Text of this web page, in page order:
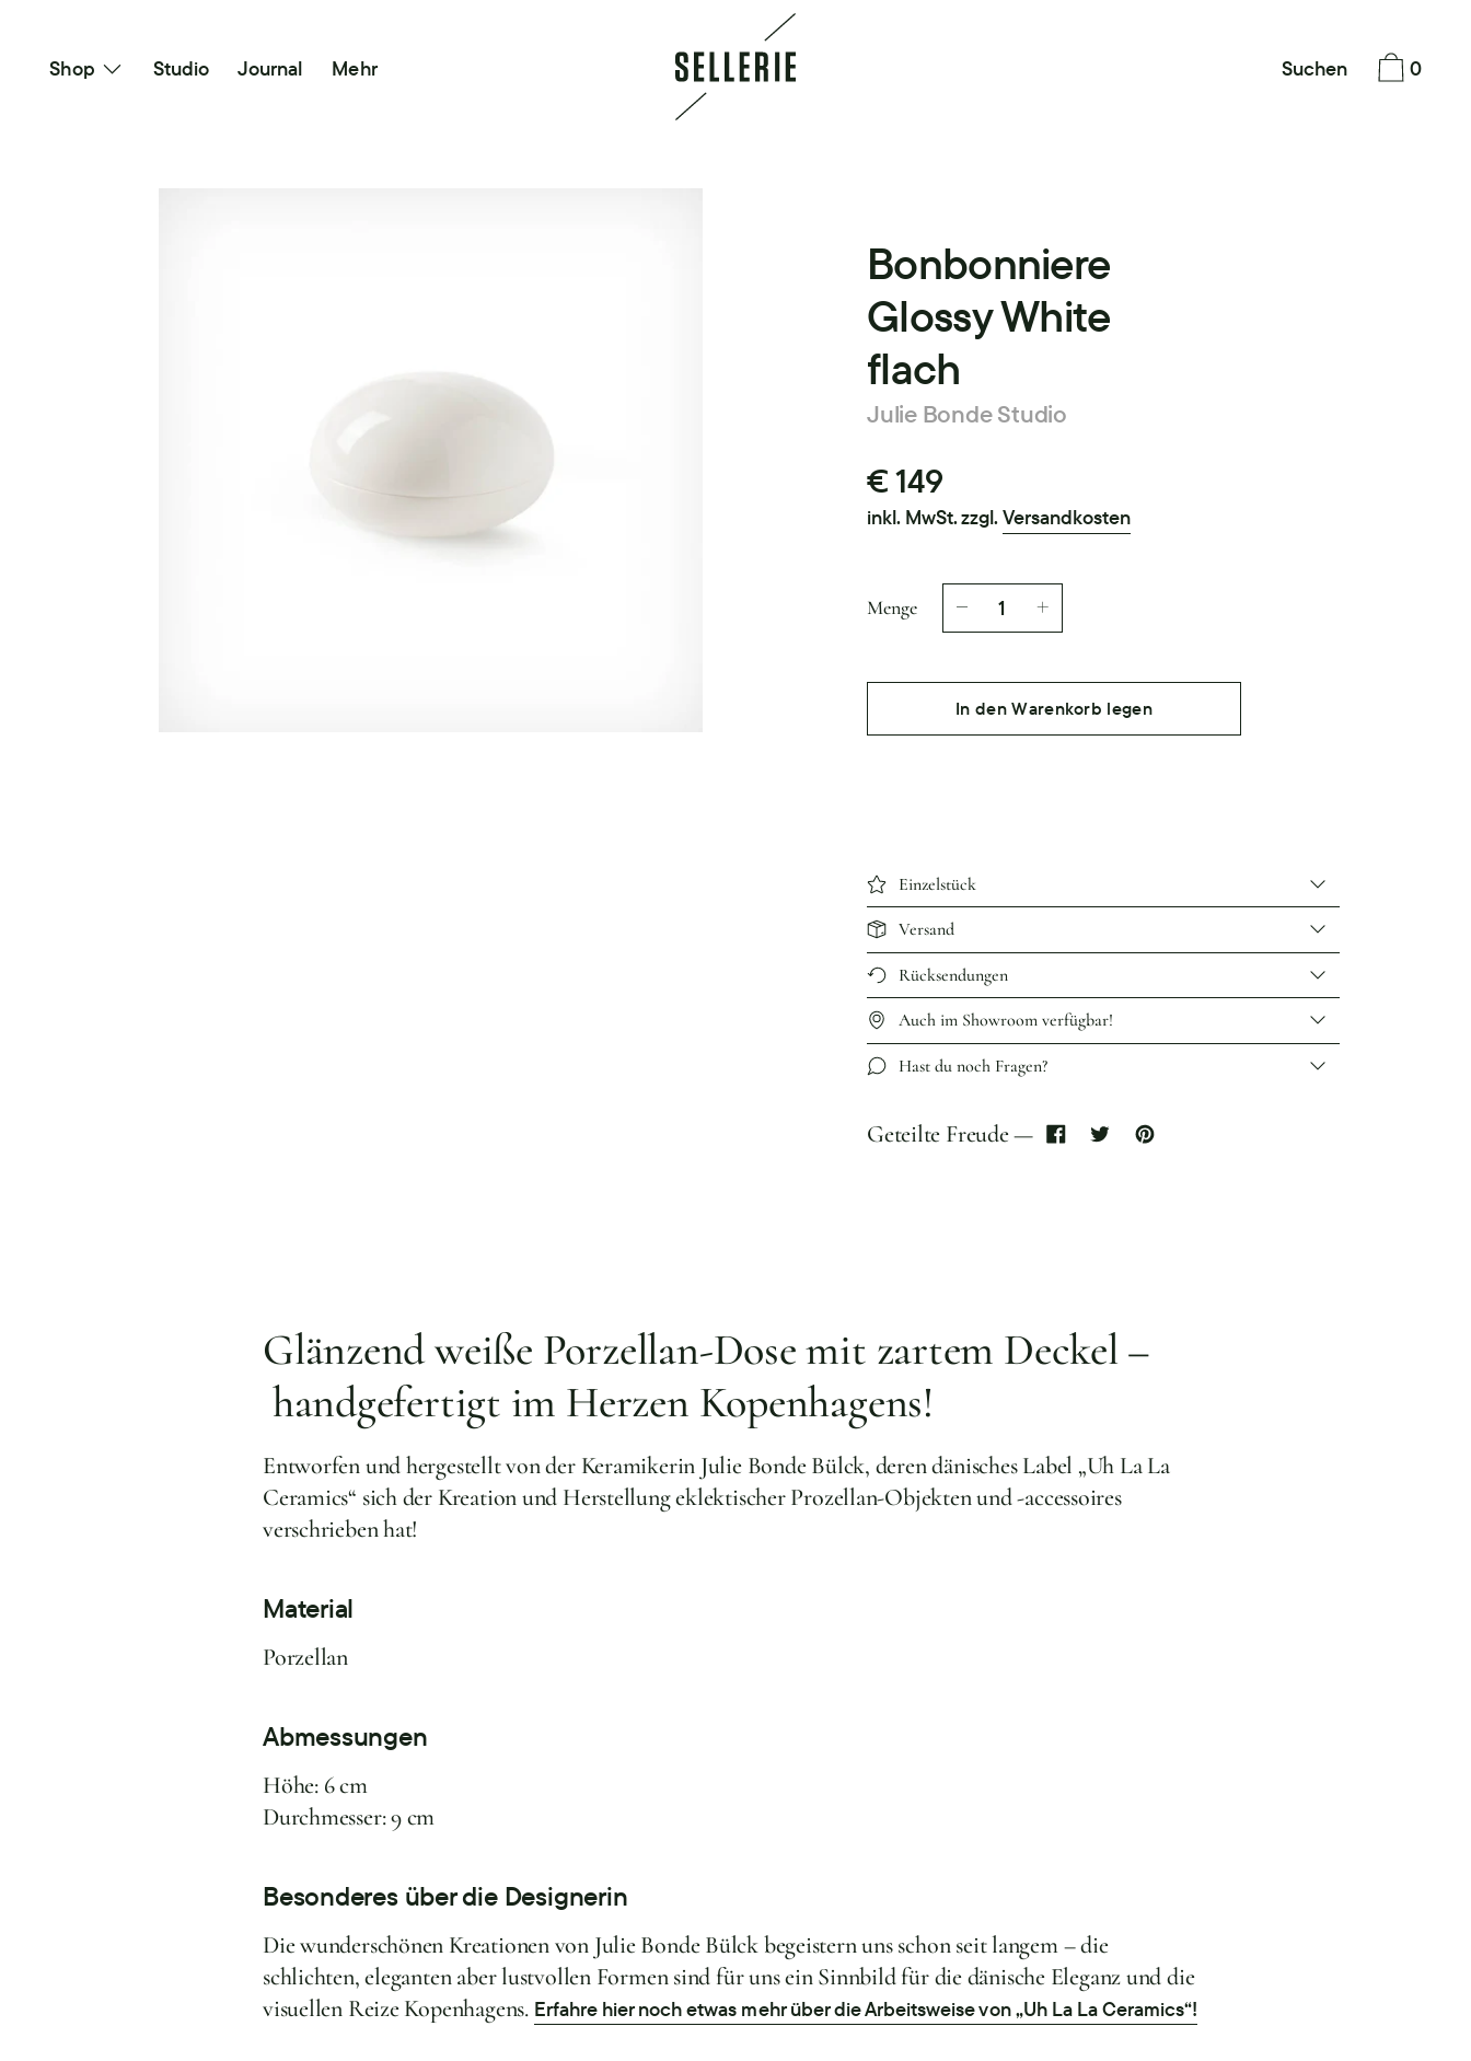
Shop Studio Journal Mehr Suchen 0
Bonbonniere
Glossy White
flach
Julie Bonde Studio
€ 149
inkl. MwSt. zzgl.Versandkosten
Menge
In den Warenkorb legen
Einzelstück
Versand
Rücksendungen
Auch im Showroom verfügbar!
Hast du noch Fragen?
Geteilte Freude —
Glänzend weiße Porzellan-Dose mit zartem Deckel –
handgefertigt im Herzen Kopenhagens!
Entworfen und hergestellt von der Keramikerin Julie Bonde Bülck, deren dänisches Label „Uh La La
Ceramics“ sich der Kreation und Herstellung eklektischer Prozellan-Objekten und -accessoires
verschrieben hat!
Material
Porzellan
Abmessungen
Höhe: 6 cm
Durchmesser: 9 cm
Besonderes über die Designerin
Die wunderschönen Kreationen von Julie Bonde Bülck begeistern uns schon seit langem – die
schlichten, eleganten aber lustvollen Formen sind für uns ein Sinnbild für die dänische Eleganz und die
visuellen Reize Kopenhagens. Erfahre hier noch etwas mehr über die Arbeitsweise von „Uh La La Ceramics“!